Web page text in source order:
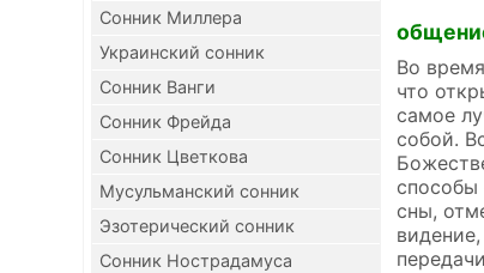
Сонник Миллера
Украинский сонник
Сонник Ванги
Сонник Фрейда
Сонник Цветкова
Мусульманский сонник
Эзотерический сонник
Сонник Нострадамуса
Во
что
самое
собой.
способы
сны,